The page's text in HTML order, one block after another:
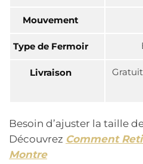
Mouvement
Type de Fermoir
Livraison
Besoin d’ajuster la taille
Découvrez Comment
Montre